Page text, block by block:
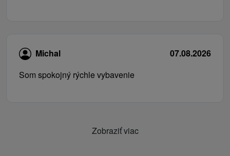
Michal
07.08.2026
Som spokojný rýchle vybavenie
Zobraziť viac